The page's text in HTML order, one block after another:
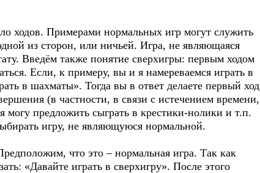
ходов. Примерами нормальных игр могут служить
из сторон, или ничьей. Игра, не являющаяся
Введём также понятие сверхигры: первым ходом
Если, к примеру, вы и я намереваемся играть в
в шахматы». Тогда вы в ответ делаете первый ход
(в частности, в связи с истечением времени,
могу предложить сыграть в крестики-нолики и т.п.
игру, не являющуюся нормальной.
что это – нормальная игра. Так как
«Давайте играть в сверхигру». После этого